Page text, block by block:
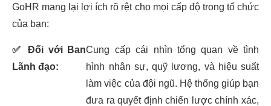
GoHR mang lại lợi ích rõ rệt cho mọi cấp độ trong tổ chức
của bạn:
✅
Đối với Ban
Lãnh đạo:
Cung cấp cái nhìn tổng quan về tình
hình nhân sự, quỹ lương, và hiệu suất
làm việc của đội ngũ. Hệ thống giúp bạn
đưa ra quyết định chiến lược chính xác,